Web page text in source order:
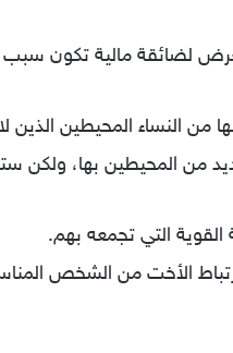
لضائقة مالية تكون
النساء المحيطين الذين لا
من المحيطين بها، ولكن
التي تجمعه بهم.
الأخت من الشخص